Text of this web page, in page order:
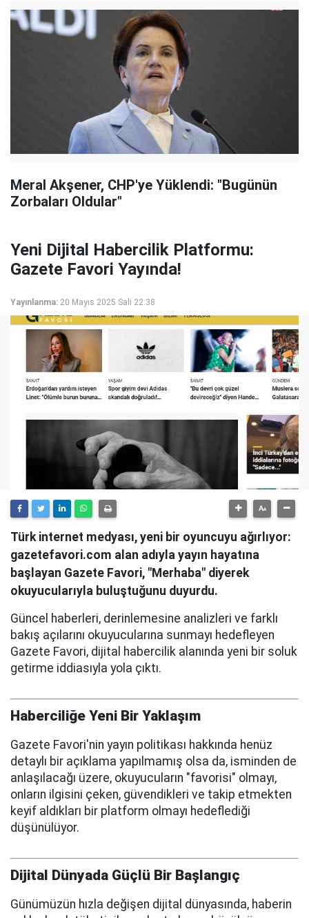
Meral Akşener, CHP'ye Yüklendi: "Bugünün
Zorbaları Oldular"
Yeni Dijital Habercilik Platformu:
Gazete Favori Yayında!
Yayınlanma: 20 Mayıs 2025 Salı 22:38
Türk internet medyası, yeni bir oyuncuyu ağırlıyor:
gazetefavori.com alan adıyla yayın hayatına
başlayan Gazete Favori, "Merhaba" diyerek
okuyucularıyla buluştuğunu duyurdu.
Güncel haberleri, derinlemesine analizleri ve farklı
bakış açılarını okuyucularına sunmayı hedefleyen
Gazete Favori, dijital habercilik alanında yeni bir soluk
getirme iddiasıyla yola çıktı.
Haberciliğe Yeni Bir Yaklaşım
Gazete Favori'nin yayın politikası hakkında henüz
detaylı bir açıklama yapılmamış olsa da, isminden de
anlaşılacağı üzere, okuyucuların "favorisi" olmayı,
onların ilgisini çeken, güvendikleri ve takip etmekten
keyif aldıkları bir platform olmayı hedeflediği
düşünülüyor.
Dijital Dünyada Güçlü Bir Başlangıç
Günümüzün hızla değişen dijital dünyasında, haberin